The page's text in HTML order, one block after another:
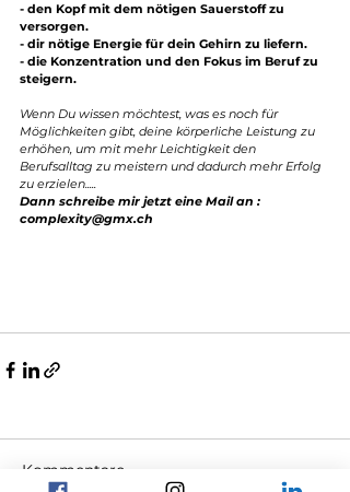
- den Kopf mit dem nötigen Sauerstoff zu
versorgen.
- dir nötige Energie für dein Gehirn zu liefern.
- die Konzentration und den Fokus im Beruf zu
steigern.
Wenn Du wissen möchtest, was es noch für
Möglichkeiten gibt, deine körperliche Leistung zu
erhöhen, um mit mehr Leichtigkeit den
Berufsalltag zu meistern und dadurch mehr Erfolg
zu erzielen.....
Dann schreibe mir jetzt eine Mail an :
complexity@gmx.ch
Kommentare